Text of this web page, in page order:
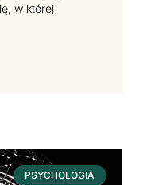
w której
PSYCHOLOGIA